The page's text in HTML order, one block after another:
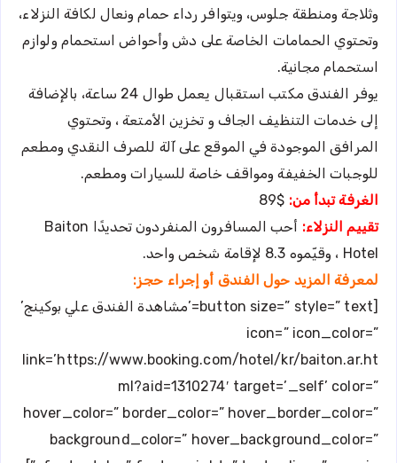
وثلاجة ومنطقة جلوس، ويتوافر رداء حمام ونعال لكافة النزلاء،
وتحتوي الحمامات الخاصة على دش وأحواض استحمام ولوازم
استحمام مجانية.
يوفر الفندق مكتب استقبال يعمل طوال 24 ساعة، بالإضافة
إلى خدمات التنظيف الجاف و تخزين الأمتعة ، وتحتوي
المرافق الموجودة في الموقع على آلة للصرف النقدي ومطعم
للوجبات الخفيفة ومواقف خاصة للسيارات ومطعم.
الغرفة تبدأ من: $89
تقييم النزلاء:
أحب المسافرون المنفردون تحديدًا Baiton
Hotel ، وقيّموه 8.3 لإقامة شخص واحد.
لمعرفة المزيد حول الفندق أو إجراء حجز:
[button size=” style=” text=’مشاهدة الفندق علي بوكينج’
icon=” icon_color=”
link=’https://www.booking.com/hotel/kr/baiton.ar.ht
ml?aid=1310274′ target=’_self’ color=”
hover_color=” border_color=” hover_border_color=”
background_color=” hover_background_color=”